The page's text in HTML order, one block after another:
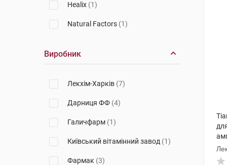
Healix (1)
Natural Factors (1)
Виробник
Лекхім-Харків (7)
Дарниця ФФ (4)
Галичфарм (1)
Київський вітамінний завод (1)
Фармак (3)